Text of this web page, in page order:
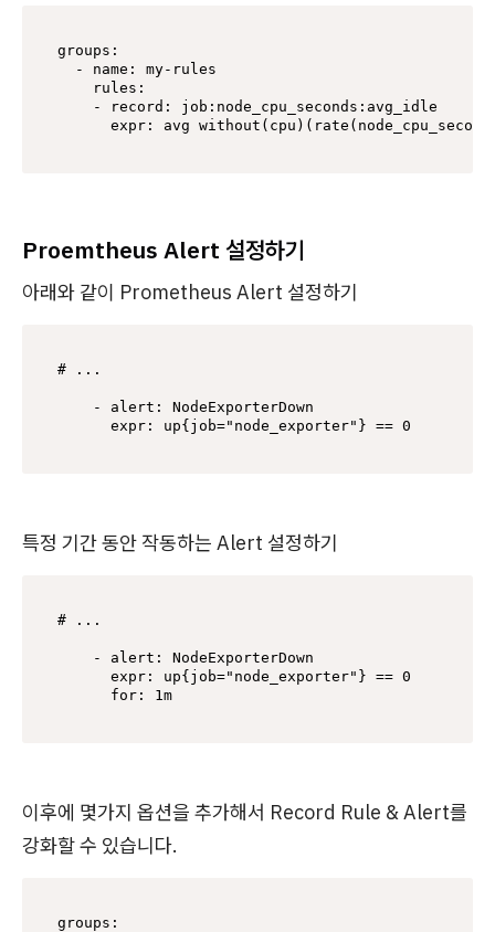
groups:
  - name: my-rules
    rules:
    - record: job:node_cpu_seconds:avg_idle
expr: avg
Proemtheus Alert 설정하기
아래와 같이 Prometheus Alert 설정하기
# ...
    - alert: NodeExporterDown
      expr: up{job="node_exporter"} == 0
특정 기간 동안 작동하는 Alert 설정하기
# ...
    - alert: NodeExporterDown
      expr: up{job="node_exporter"} == 0
      for: 1m
이후에 몇가지 옵션을 추가해서 Record Rule & Alert를
강화할 수 있습니다.
groups: